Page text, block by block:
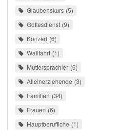
Glaubenskurs 5
Gottesdienst 9
Konzert 6
Wallfahrt 1
Muttersprachler 6
Alleinerziehende 3
Familien 34
Frauen 6
Hauptberufliche 1